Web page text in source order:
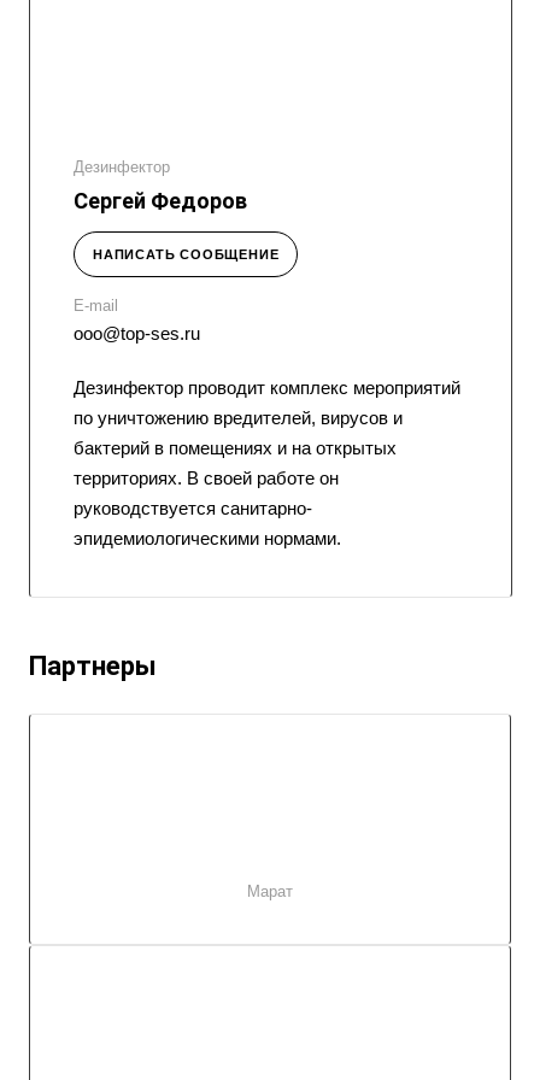
Дезинфектор
Сергей Федоров
НАПИСАТЬ СООБЩЕНИЕ
E-mail
ooo@top-ses.ru
Дезинфектор проводит комплекс мероприятий
по уничтожению вредителей, вирусов и
бактерий в помещениях и на открытых
территориях. В своей работе он
руководствуется санитарно-
эпидемиологическими нормами.
Партнеры
Марат